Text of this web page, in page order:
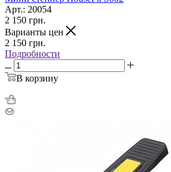
Арт.: 20054
2 150 грн.
Варианты цен
2 150 грн.
Подробности
В корзину